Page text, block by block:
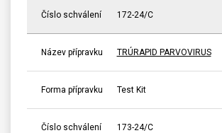
Číslo schválení 172-24/C
Název přípravku TRÚRAPID PARVOVIRUS
Forma přípravku Test Kit
Číslo schválení 173-24/C